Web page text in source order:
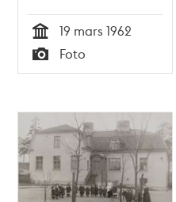
Observatorielunden
Tid
19 mars 1962
Typ
Foto